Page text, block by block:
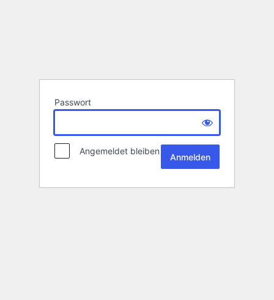
Passwort
Angemeldet bleiben